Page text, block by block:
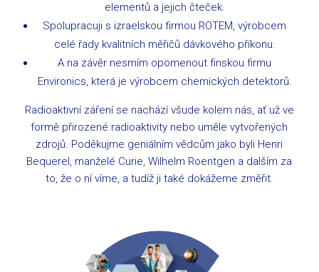
elementů a jejich čteček.
Spolupracuji s izraelskou firmou ROTEM, výrobcem
celé řady kvalitních měřičů dávkového příkonu.
A na závěr nesmím opomenout finskou firmu
Environics, která je výrobcem chemických detektorů.
Radioaktivní záření se nachází všude kolem nás, ať už ve
formě přirozené radioaktivity nebo uměle vytvořených
zdrojů. Poděkujme geniálním vědcům jako byli Henri
Bequerel, manželé Curie, Wilhelm Roentgen a dalším za
to, že o ní víme, a tudíž ji také dokážeme změřit.